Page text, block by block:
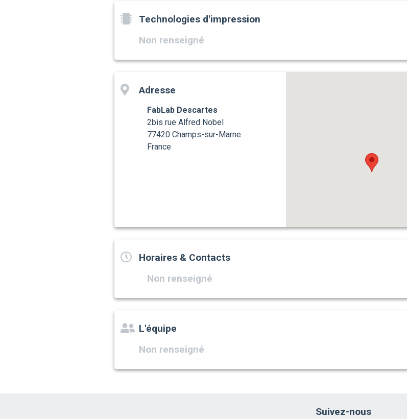
Technologies d'impression
Non renseigné
Adresse
FabLab Descartes
2bis rue Alfred Nobel
77420 Champs-sur-Marne
France
Horaires & Contacts
Non renseigné
L'équipe
Non renseigné
Suivez-nous